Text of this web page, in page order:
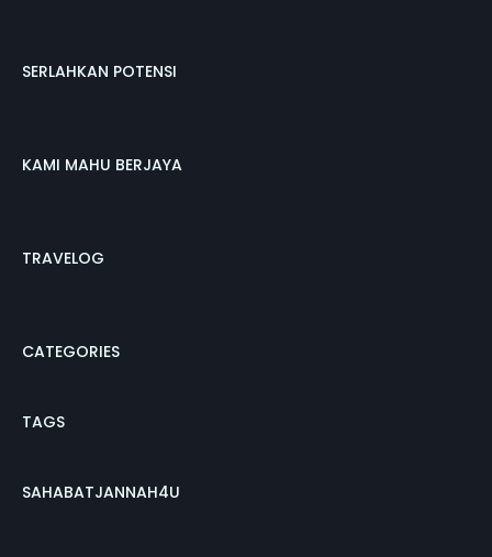
SERLAHKAN POTENSI
KAMI MAHU BERJAYA
TRAVELOG
CATEGORIES
TAGS
SAHABATJANNAH4U